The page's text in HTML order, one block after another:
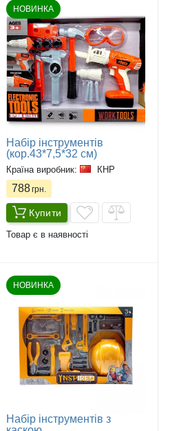
НОВИНКА
Набір інструментів
(кор.43*7,5*32 см)
Країна виробник: КНР
788грн.
Купити
Товар є в наявності
НОВИНКА
Набір інструментів з